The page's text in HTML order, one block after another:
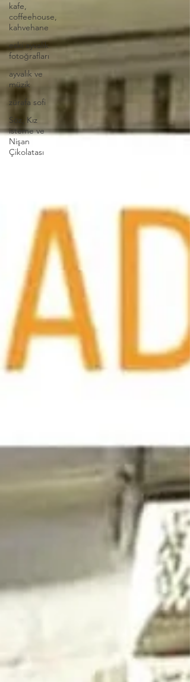
kafe,
coffeehouse,
kahvehane
eski ayvalık
fotoğrafları
ayvalık ve
müzik
zürafa sofi
Söz, Kız
isteme ve
Nişan
Çikolatası